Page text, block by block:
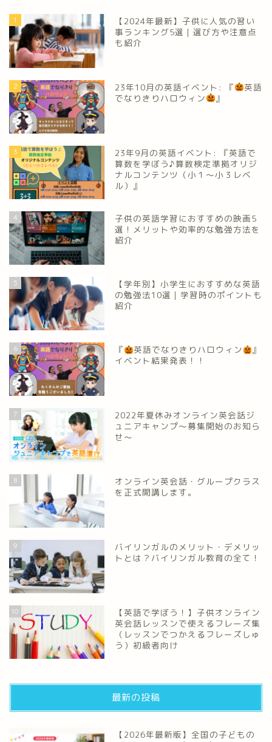
1
【2024年最新】子供に人気の習い
事ランキング5選｜選び方や注意点
も紹介
2 23年10月の英語イベント: 『
英語
でなりきりハロウィン
』
3
23年9月の英語イベント: 『英語で
算数を学ぼう♪算数検定準拠オリジ
ナルコンテンツ（小１～小３レベ
ル）』
4
子供の英語学習におすすめの映画5
選！メリットや効率的な勉強方法を
紹介
5
【学年別】小学生におすすめな英語
の勉強法10選｜学習時のポイントも
紹介
6 『 英語でなりきりハロウィン
』
イベント結果発表！！
7
2022年夏休みオンライン英会話ジ
ュニアキャンプ～募集開始のお知ら
せ～
8
オンライン英会話・グループクラス
を正式開講します。
9
バイリンガルのメリット・デメリッ
トとは？バイリンガル教育の全て！
10
【英語で学ぼう！】子供オンライン
英会話レッスンで使えるフレーズ集
（レッスンでつかえるフレーズしゅ
う）初級者向け
最新の投稿
【2026年最新版】全国の子どもの